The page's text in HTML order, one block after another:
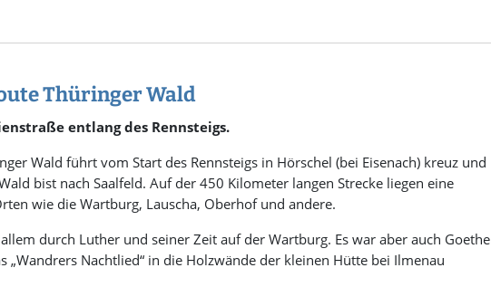
Thüringer Wald
entlang des Rennsteigs.
Wald führt vom Start des Rennsteigs in Hörschel (bei Eisenach) kreuz und
bist nach Saalfeld. Auf der 450 Kilometer langen Strecke liegen eine
wie die Wartburg, Lauscha, Oberhof und andere.
durch Luther und seiner Zeit auf der Wartburg. Es war aber auch Goethe
„Wandrers Nachtlied“ in die Holzwände der kleinen Hütte bei Ilmenau